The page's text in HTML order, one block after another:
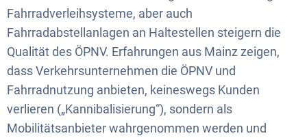
Fahrradverleihsysteme, aber auch
Fahrradabstellanlagen an Haltestellen steigern die
Qualität des ÖPNV. Erfahrungen aus Mainz zeigen,
dass Verkehrsunternehmen die ÖPNV und
Fahrradnutzung anbieten, keineswegs Kunden
verlieren („Kannibalisierung“), sondern als
Mobilitätsanbieter wahrgenommen werden und